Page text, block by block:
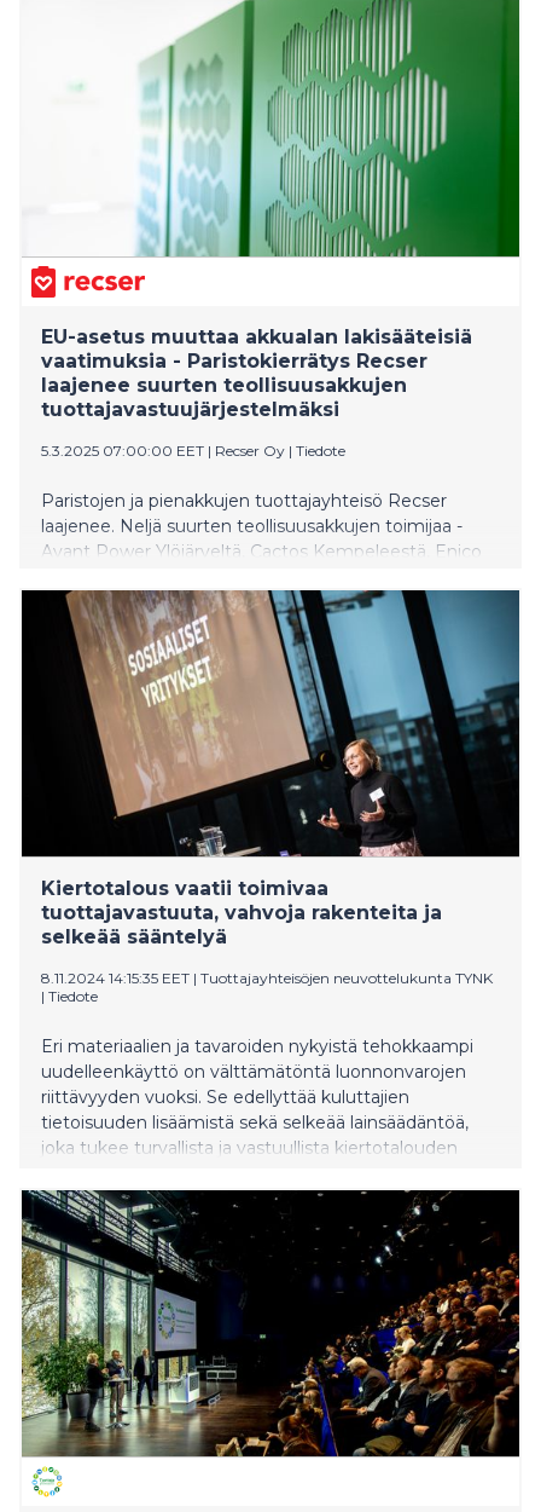
Tuottajavastuuiltapäivä nostaa esiin toimivien
kiertotalousmarkkinoiden merkityksen materiaalien
EU-asetus muuttaa akkualan lakisääteisiä
vaatimuksia - Paristokierrätys Recser
laajenee suurten teollisuusakkujen
tuottajavastuujärjestelmäksi
5.3.2025 07:00:00 EET | Recser Oy | Tiedote
Paristojen ja pienakkujen tuottajayhteisö Recser
laajenee. Neljä suurten teollisuusakkujen toimijaa -
Avant Power Ylöjärveltä, Cactos Kempeleestä, Enico
helmikuussa Recserin omistajiksi. Taustalla on EU:n
akkuasetus, jonka myötä myös suurten
teollisuusakkujen toimijat ovat velvoitettuja
hoitamaan tuotteidensa kierrätyksen
kokonaisvaltaisesti ja yhteisvastuullisesti elokuusta
2025 alkaen. Yrityksen on oltava yhteisvastuussa
mukana, jotta se ylipäätään voi asettaa akkuja
markkinoille. Luonnos hallituksen esitykseksi
akkuasetusta täydentävien säännösten lisäämisestä
jätelakiin annettiin lausunnoille tämän viikon
maanantaina 3.3.2025.
Kiertotalous vaatii toimivaa
tuottajavastuuta, vahvoja rakenteita ja
selkeää sääntelyä
8.11.2024 14:15:35 EET | Tuottajayhteisöjen neuvottelukunta TYNK
| Tiedote
Eri materiaalien ja tavaroiden nykyistä tehokkaampi
uudelleenkäyttö on välttämätöntä luonnonvarojen
riittävyyden vuoksi. Se edellyttää kuluttajien
tietoisuuden lisäämistä sekä selkeää lainsäädäntöä,
joka tukee turvallista ja vastuullista kiertotalouden